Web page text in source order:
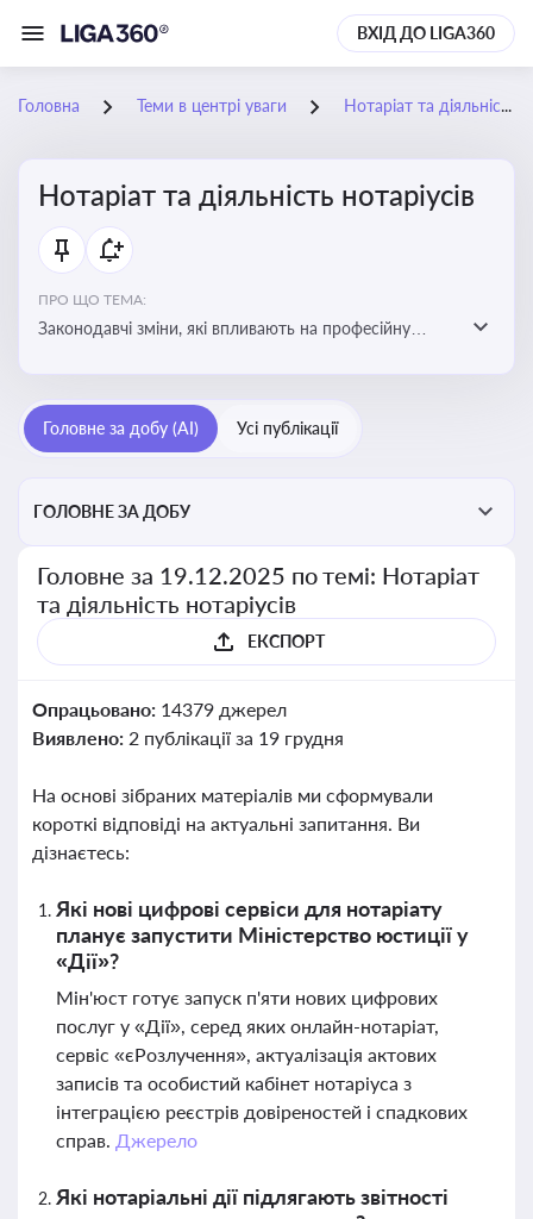
ВХІД ДО LIGA360
Головна Теми в центрі уваги Нотаріат та діяльність нотаріусів
Нотаріат та діяльність нотаріусів
ПРО ЩО ТЕМА:
Законодавчі зміни, які впливають на професійну
Головне за добу (AI) Усі публікації
ГОЛОВНЕ ЗА ДОБУ
Головне за 19.12.2025 по темі: Нотаріат
та діяльність нотаріусів
ЕКСПОРТ
Опрацьовано: 14379 джерел
Виявлено: 2 публікації за 19 грудня
На основі зібраних матеріалів ми сформували
короткі відповіді на актуальні запитання. Ви
дізнаєтесь:
Які нові цифрові сервіси для нотаріату
планує запустити Міністерство юстиції у
«Дії»?
Мін'юст готує запуск п'яти нових цифрових
послуг у «Дії», серед яких онлайн-нотаріат,
сервіс «єРозлучення», актуалізація актових
записів та особистий кабінет нотаріуса з
інтеграцією реєстрів довіреностей і спадкових
справ. Джерело
Які нотаріальні дії підлягають звітності